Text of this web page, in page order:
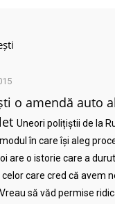
o amendă auto
Uneori polițiștii de la
în care își aleg
are o istorie care a
care cred că avem
să văd permise